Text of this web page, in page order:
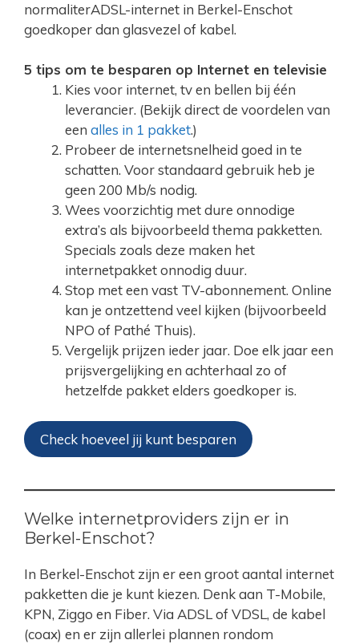
normaliterADSL-internet in Berkel-Enschot
goedkoper dan glasvezel of kabel.
5 tips om te besparen op Internet en televisie
Kies voor internet, tv en bellen bij één
leverancier. (Bekijk direct de voordelen van
een alles in 1 pakket.)
Probeer de internetsnelheid goed in te
schatten. Voor standaard gebruik heb je
geen 200 Mb/s nodig.
Wees voorzichtig met dure onnodige
extra’s als bijvoorbeeld thema pakketten.
Specials zoals deze maken het
internetpakket onnodig duur.
Stop met een vast TV-abonnement. Online
kan je ontzettend veel kijken (bijvoorbeeld
NPO of Pathé Thuis).
Vergelijk prijzen ieder jaar. Doe elk jaar een
prijsvergelijking en achterhaal zo of
hetzelfde pakket elders goedkoper is.
Check hoeveel jij kunt besparen
Welke internetproviders zijn er in
Berkel-Enschot?
In Berkel-Enschot zijn er een groot aantal internet
pakketten die je kunt kiezen. Denk aan T-Mobile,
KPN, Ziggo en Fiber. Via ADSL of VDSL, de kabel
(coax) en er zijn allerlei plannen rondom